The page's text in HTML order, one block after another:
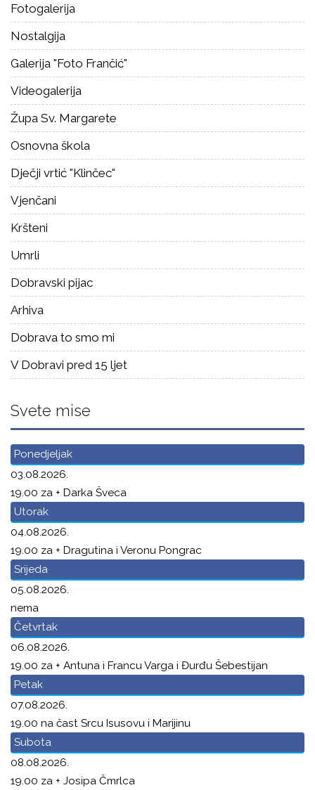
Fotogalerija
Nostalgija
Galerija "Foto Frančić"
Videogalerija
Župa Sv. Margarete
Osnovna škola
Dječji vrtić "Klinčec"
Vjenčani
Kršteni
Umrli
Dobravski pijac
Arhiva
Dobrava to smo mi
V Dobravi pred 15 ljet
Svete mise
Ponedjeljak
03.08.2026.
19.00 za + Darka Šveca
Utorak
04.08.2026.
19.00 za + Dragutina i Veronu Pongrac
Srijeda
05.08.2026.
nema
Četvrtak
06.08.2026.
19.00 za + Antuna i Francu Varga i Đurđu Šebestijan
Petak
07.08.2026.
19.00 na čast Srcu Isusovu i Marijinu
Subota
08.08.2026.
19.00 za + Josipa Čmrlca